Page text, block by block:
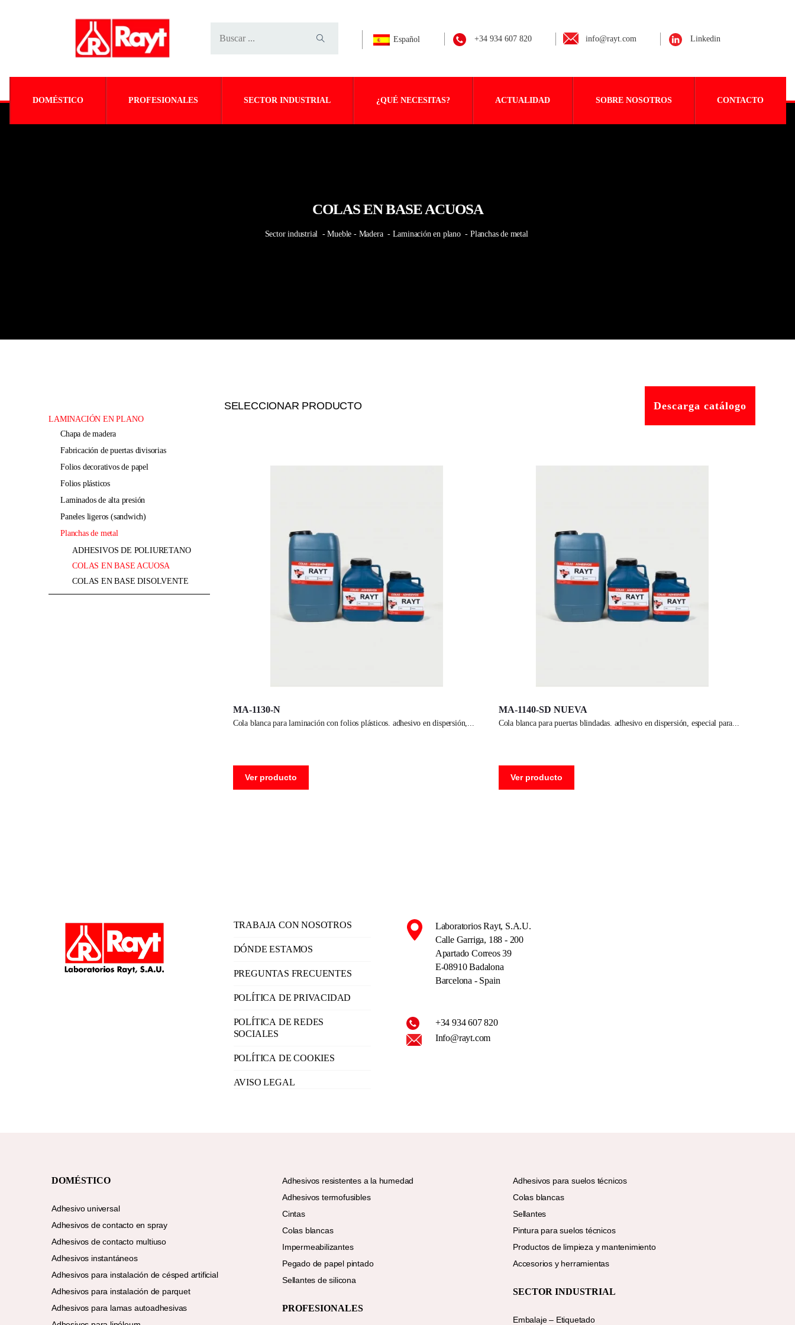
Español +34 934 607 820 info@rayt.com Linkedin
DOMÉSTICO PROFESIONALES SECTOR INDUSTRIAL ¿QUÉ NECESITAS? ACTUALIDAD SOBRE NOSOTROS CONTACTO
COLAS EN BASE ACUOSA
Sector industrial - Mueble - Madera - Laminación en plano - Planchas de metal
SELECCIONAR PRODUCTO Descarga catálogo
MA-1130-N
cola blanca para laminación con folios plásticos. adhesivo en dispersión,
Ver producto
MA-1140-SD NUEVA
cola blanca para puertas blindadas. adhesivo en dispersión, especial para
Ver producto
LAMINACIÓN EN PLANO
chapa de madera
fabricación de puertas divisorias
folios decorativos de papel
folios plásticos
laminados de alta presión
paneles ligeros (sandwich)
planchas de metal
ADHESIVOS DE POLIURETANO
COLAS EN BASE ACUOSA
COLAS EN BASE DISOLVENTE
TRABAJA CON NOSOTROS
DÓNDE ESTAMOS
PREGUNTAS FRECUENTES
POLÍTICA DE PRIVACIDAD
POLÍTICA DE REDES
SOCIALES
POLÍTICA DE COOKIES
AVISO LEGAL
Laboratorios Rayt, S.A.U.
Calle Garriga, 188 - 200
Apartado Correos 39
E-08910 Badalona
Barcelona - Spain
+34 934 607 820
Info@rayt.com
DOMÉSTICO
Adhesivo universal
Adhesivos de contacto en spray
Adhesivos de contacto multiuso
Adhesivos instantáneos
Adhesivos para instalación de césped artificial
Adhesivos para instalación de parquet
Adhesivos para lamas autoadhesivas
Adhesivos resistentes a la humedad
Adhesivos termofusibles
Cintas
Colas blancas
Impermeabilizantes
Pegado de papel pintado
Sellantes de silicona
PROFESIONALES
Adhesivos para suelos técnicos
Colas blancas
Sellantes
Pintura para suelos técnicos
Productos de limpieza y mantenimiento
Accesorios y herramientas
SECTOR INDUSTRIAL
Embalaje – Etiquetado